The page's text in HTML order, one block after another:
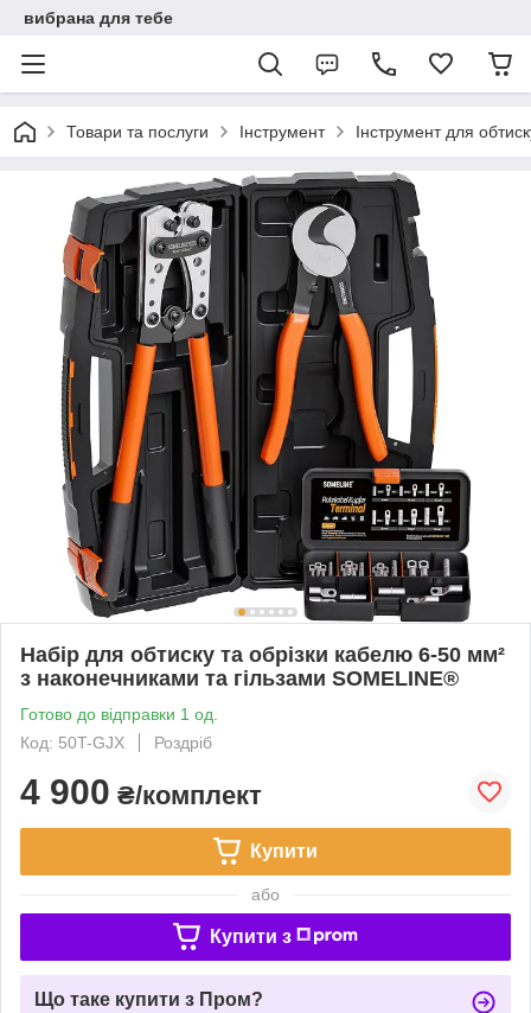
вибрана для тебе
Товари та послуги Інструмент Інструмент для
Набір для обтиску та обрізки кабелю 6-50 мм²
з наконечниками та гільзами SOMELINE®
Готово до відправки 1 од.
Код: 50T-GJX
Роздріб
4 900 ₴/комплект
Купити
або
Купити з
Що таке купити з Пром?